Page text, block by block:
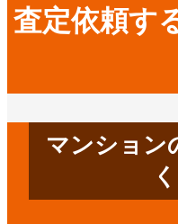
査定依頼す
マンション